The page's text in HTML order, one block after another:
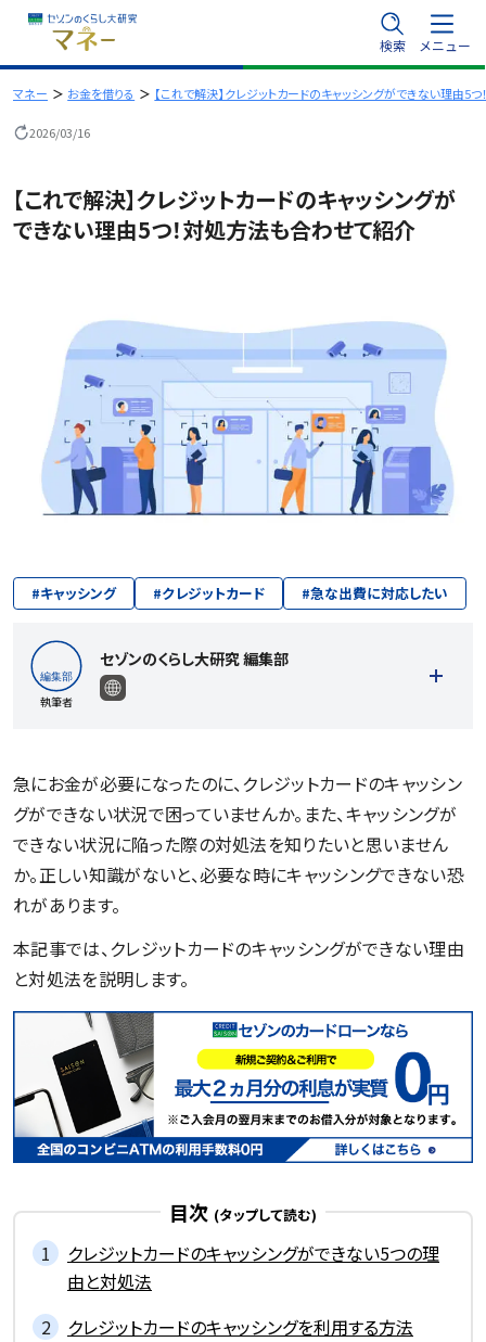
容
を
検索 メニュー
マネー お金を借りる 【これで解決】クレジットカードのキャッシングができない理由5
2026/03/16
【これで解決】クレジットカードのキャッシングが
できない理由5つ！対処方法も合わせて紹介
#キャッシング #クレジットカード #急な出費に対応したい
執筆者
セゾンのくらし大研究 編集部
記事一覧を見る
急にお金が必要になったのに、クレジットカードのキャッシン
グができない状況で困っていませんか。また、キャッシングが
できない状況に陥った際の対処法を知りたいと思いません
か。正しい知識がないと、必要な時にキャッシングできない恐
れがあります。
本記事では、クレジットカードのキャッシングができない理由
と対処法を説明します。
目次
クレジットカードのキャッシングができない5つの理
由と対処法
クレジットカードのキャッシングを利用する方法